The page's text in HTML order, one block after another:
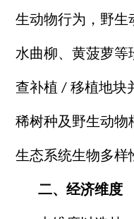
生动物行为，野生
水曲柳、黄菠萝等
查补植 / 移植地块
稀树种及野生动物
生态系统生物多样
二、经济维度